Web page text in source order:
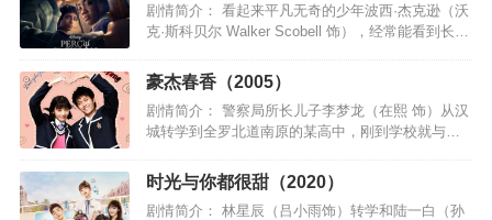
剧情简介： 看起来平凡无奇的少年波西·杰克逊（沃
克·斯科贝尔 Walker Scobell 饰），经常能看到长着
身边人的时候，却总遭到旁人的嘲笑。直到某天…
豪杰春香（2005）
剧情简介： 警察局所长儿子李梦龙（在熙 饰）从汉
城转学到全罗北道南原的某高中，刚到学校就与全
曲折而又浪漫的爱情喜剧就此展开。梦龙一次无意
中将泡酒当饮料喝…
时光与你都很甜（2020）
剧情简介： 林星辰（吕小雨饰）转学和陆一白（孙